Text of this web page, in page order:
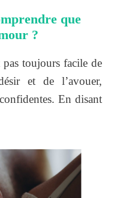
que
?
pas toujours facile de
et de l’avouer,
En disant